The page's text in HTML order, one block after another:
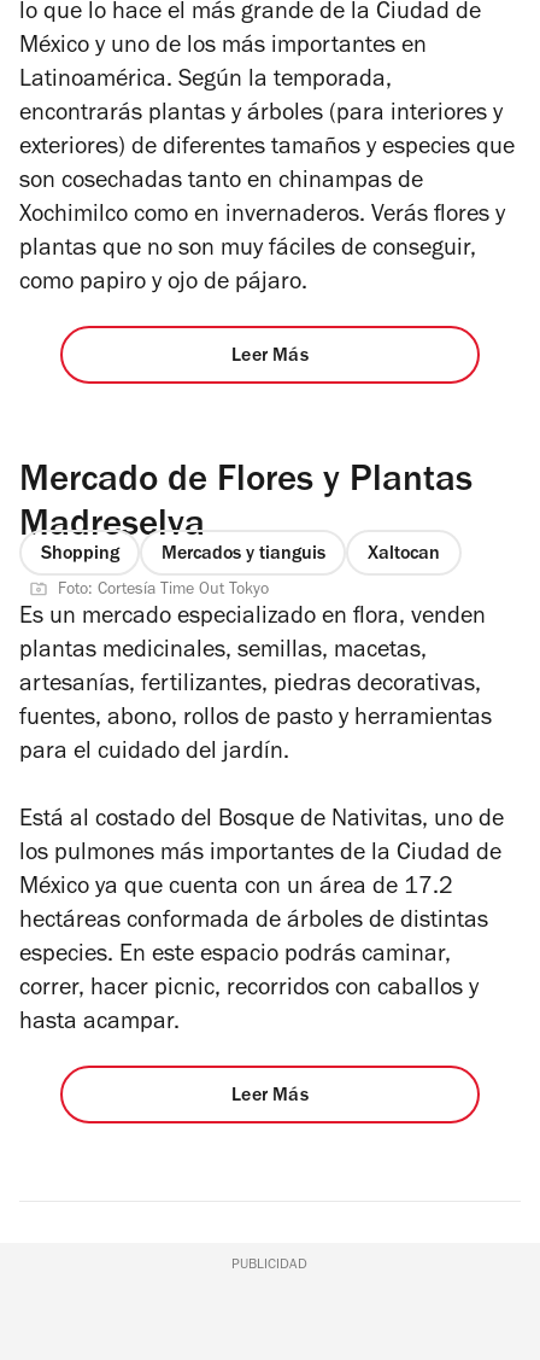
lo que lo hace el más grande de la Ciudad de
México y uno de los más importantes en
Latinoamérica. Según la temporada,
encontrarás plantas y árboles (para interiores y
exteriores) de diferentes tamaños y especies que
son cosechadas tanto en chinampas de
Xochimilco como en invernaderos. Verás flores y
plantas que no son muy fáciles de conseguir,
como papiro y ojo de pájaro.
Leer Más
Mercado de Flores y Plantas
Madreselva
Shopping Mercados y tianguis Xaltocan
Foto: Cortesía Time Out Tokyo
Es un mercado especializado en flora, venden
plantas medicinales, semillas, macetas,
artesanías, fertilizantes, piedras decorativas,
fuentes, abono, rollos de pasto y herramientas
para el cuidado del jardín.
Está al costado del Bosque de Nativitas, uno de
los pulmones más importantes de la Ciudad de
México ya que cuenta con un área de 17.2
hectáreas conformada de árboles de distintas
especies. En este espacio podrás caminar,
correr, hacer picnic, recorridos con caballos y
hasta acampar.
Leer Más
PUBLICIDAD